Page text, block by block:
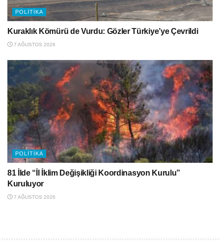
POLITIKA
Kuraklık Kömürü de Vurdu: Gözler Türkiye’ye Çevrildi
7 AĞUSTOS 2026
POLITIKA
81 İlde “İl İklim Değişikliği Koordinasyon Kurulu”
Kuruluyor
7 AĞUSTOS 2026